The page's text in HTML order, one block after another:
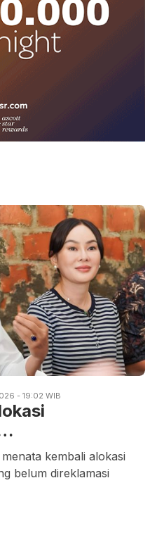
- 19:02 WIB
kembali alokasi
belum direklamasi